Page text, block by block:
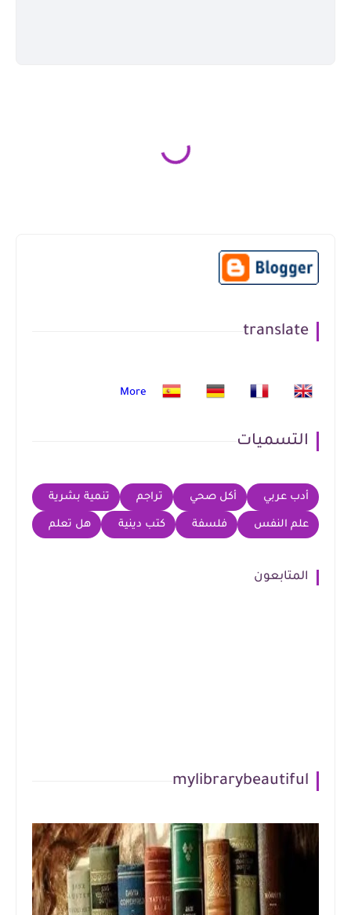
translate
More
التسميات
أدب عربي أكل صحي تراجم تنمية بشرية
علم النفس فلسفة كتب دينية هل تعلم
المتابعون
mylibrarybeautiful